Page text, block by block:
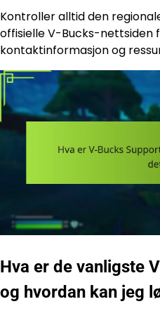
Kontroller alltid den
offisielle V-Bucks-nettsiden
kontaktinformasjon og
Hva er de vanligste
og hvordan kan jeg